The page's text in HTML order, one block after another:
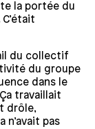
la portée du
C’était
du collectif
du groupe
dans le
travaillait
drôle,
pas